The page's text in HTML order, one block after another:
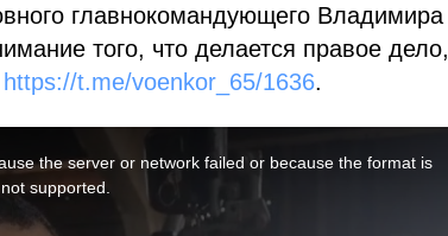
главнокомандующего Владимира
того, что делается правое дело,
https://t.me/voenkor_65/1636.
the server or network failed or because the format is
not supported.